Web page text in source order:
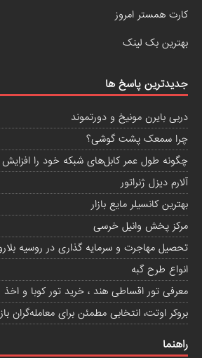
کارت همستر امروز
بهترین بک لینک
جدیدترین پاسخ ها
دربی بایرن مونیخ و دورتموند
چرا سمعک پشت گوشی؟
چگونه طول عمر کابل‌های شبکه خود را
آلارم دیزل ژنراتور
بهترین کانسیلر مایع بازار
مرکز پخش وانیل خرسی
تحصیل مهاجرت و سرمایه گذاری در روسیه
انواع طرح گبه
معرفی تور اقساطی هند ، خرید تور کوبا و اخذ
بروکر اوتت، انتخابی مطمئن برای معامله‌گران
راهنما